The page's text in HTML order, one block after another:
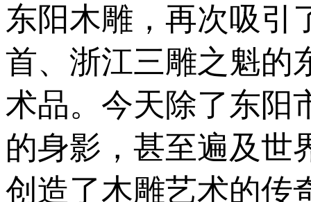
东阳木雕，再次吸引
首、浙江三雕之魁的
术品。今天除了东阳
的身影，甚至遍及世
创造了木雕艺术的传